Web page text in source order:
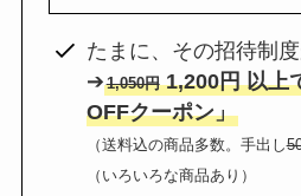
NEOBANK
年3月31日)
（招待
たまに、その招待制度
➔1,050円1,200円 以上
OFFクーポン」
（送料込の商品多数。手出し
（いろいろな商品あり）